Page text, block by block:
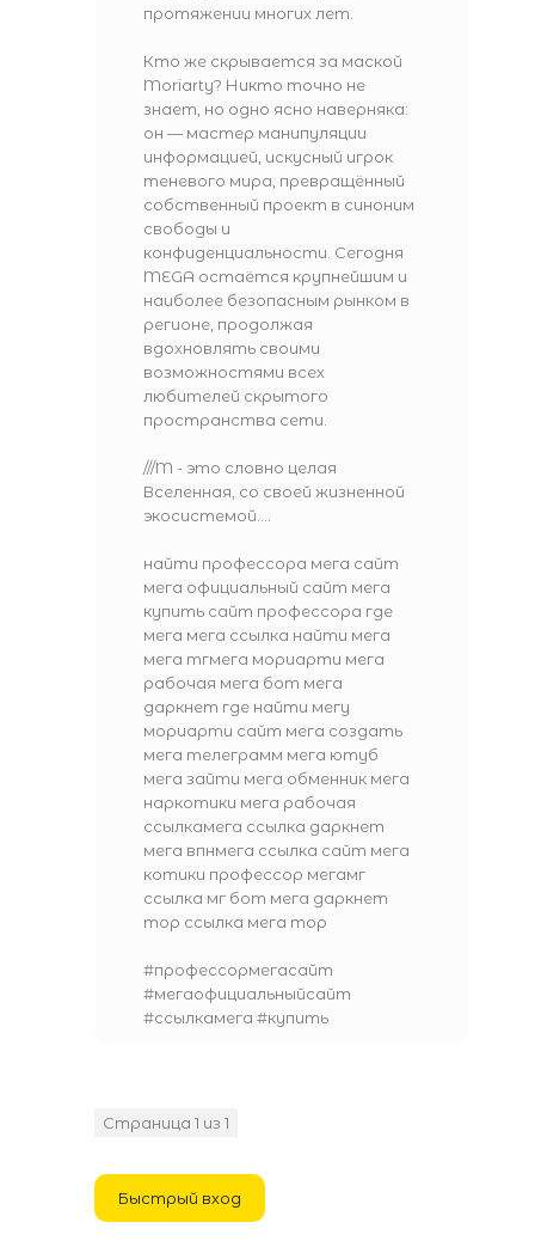
протяжении многих лет.
Кто же скрывается за маской
Moriarty? Никто точно не
знает, но одно ясно наверняка:
он — мастер манипуляции
информацией, искусный игрок
теневого мира, превращённый
собственный проект в синоним
свободы и
конфиденциальности. Сегодня
MEGA остаётся крупнейшим и
наиболее безопасным рынком в
регионе, продолжая
вдохновлять своими
возможностями всех
любителей скрытого
пространства сети.
///M - это словно целая
Вселенная, со своей жизненной
экосистемой....
найти профессора мега сайт
мега официальный сайт мега
купить сайт профессора где
мега мега ссылка найти мега
мега тгмега мориарти мега
рабочая мега бот мега
даркнет где найти мегу
мориарти сайт мега создать
мега телеграмм мега ютуб
мега зайти мега обменник мега
наркотики мега рабочая
ссылкамега ссылка даркнет
мега впнмега ссылка сайт мега
котики профессор мегамг
ссылка мг бот мега даркнет
тор ссылка мега тор
#профессормегасайт
#мегаофициальныйсайт
#ссылкамега #купить
Страница 1 из 1